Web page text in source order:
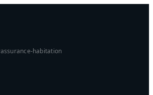
assurance-habitation